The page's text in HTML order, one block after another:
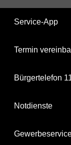
Service-App
Termin
Bürgertelefon
Notdienste